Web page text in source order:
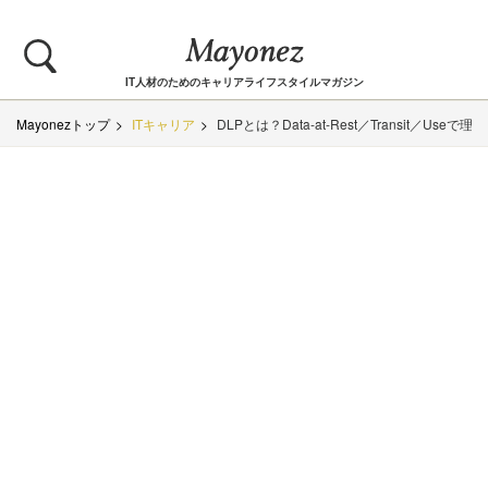
IT人材のためのキャリアライフスタイルマガジン
Mayonezトップ ITキャリア DLPとは？Data-at-Rest／Transit／Useで理